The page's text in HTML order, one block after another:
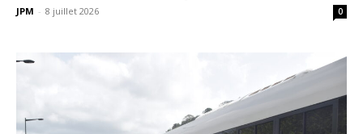
JPM - 8 juillet 2026 0